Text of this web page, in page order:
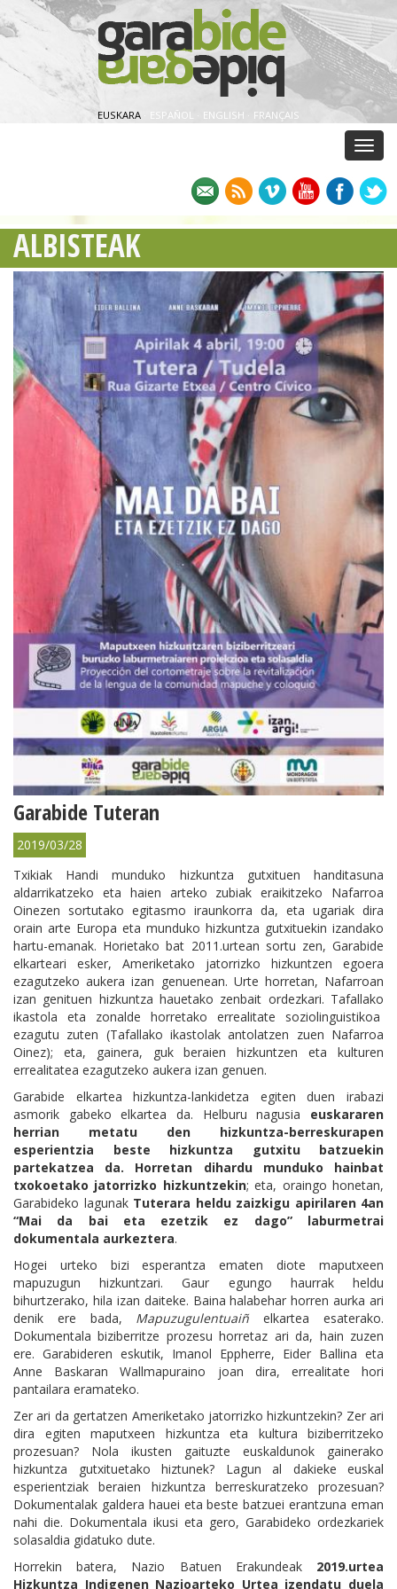
EUSKARA ESPAÑOL · ENGLISH · FRANÇAIS
ALBISTEAK
Garabide Tuteran
2019/03/28
Txikiak Handi munduko hizkuntza gutxituen handitasuna
aldarrikatzeko eta haien arteko zubiak eraikitzeko Nafarroa
Oinezen sortutako egitasmo iraunkorra da, eta ugariak dira
orain arte Europa eta munduko hizkuntza gutxituekin izandako
hartu-emanak. Horietako bat 2011.urtean sortu zen, Garabide
elkarteari esker, Ameriketako jatorrizko hizkuntzen egoera
ezagutzeko aukera izan genuenean. Urte horretan, Nafarroan
izan genituen hizkuntza hauetako zenbait ordezkari. Tafallako
ikastola eta zonalde horretako errealitate soziolinguistikoa
ezagutu zuten (Tafallako ikastolak antolatzen zuen Nafarroa
Oinez); eta, gainera, guk beraien hizkuntzen eta kulturen
errealitatea ezagutzeko aukera izan genuen.
Garabide elkartea hizkuntza-lankidetza egiten duen irabazi
asmorik gabeko elkartea da. Helburu nagusia euskararen
herrian metatu den hizkuntza-berreskurapen
esperientzia beste hizkuntza gutxitu batzuekin
partekatzea da. Horretan dihardu munduko hainbat
txokoetako jatorrizko hizkuntzekin; eta, oraingo honetan,
Garabideko lagunak Tuterara heldu zaizkigu apirilaren 4an
“Mai da bai eta ezetzik ez dago” laburmetrai
dokumentala aurkeztera.
Hogei urteko bizi esperantza ematen diote maputxeen
mapuzugun hizkuntzari. Gaur egungo haurrak heldu
bihurtzerako, hila izan daiteke. Baina halabehar horren aurka ari
denik ere bada, Mapuzugulentuaiñ elkartea esaterako.
Dokumentala biziberritze prozesu horretaz ari da, hain zuzen
ere. Garabideren eskutik, Imanol Eppherre, Eider Ballina eta
Anne Baskaran Wallmapuraino joan dira, errealitate hori
pantailara eramateko.
Zer ari da gertatzen Ameriketako jatorrizko hizkuntzekin? Zer ari
dira egiten maputxeen hizkuntza eta kultura biziberritzeko
prozesuan? Nola ikusten gaituzte euskaldunok gainerako
hizkuntza gutxituetako hiztunek? Lagun al dakieke euskal
esperientziak beraien hizkuntza berreskuratzeko prozesuan?
Dokumentalak galdera hauei eta beste batzuei erantzuna eman
nahi die. Dokumentala ikusi eta gero, Garabideko ordezkariek
solasaldia gidatuko dute.
Horrekin batera, Nazio Batuen Erakundeak 2019.urtea
Hizkuntza Indigenen Nazioarteko Urtea izendatu duela